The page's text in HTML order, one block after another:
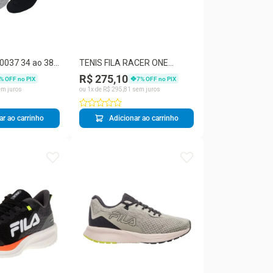
ao 38 -
- Branca
% OFF no PIX
juros
ao carrinho
TENIS FILA RACER ONE
MASCULINO
R$ 275,10 7% OFF no PIX
ou 1 x de R$ 295 81 sem juros
Adicionar ao carrinho